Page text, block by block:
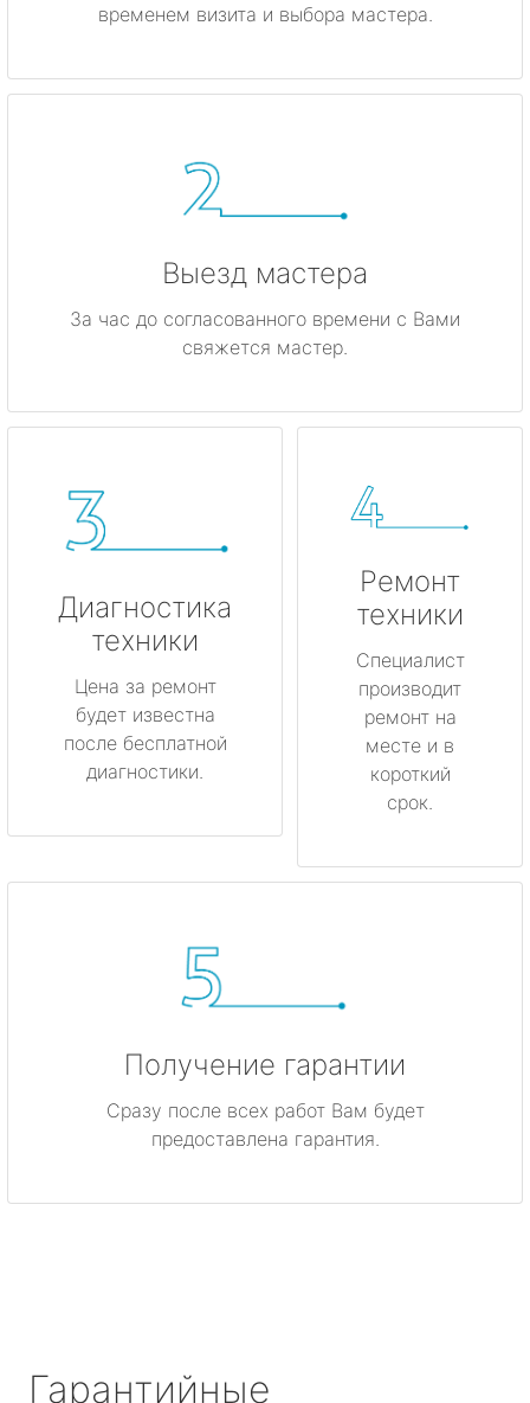
временем визита и выбора мастера.
Выезд мастера
За час до согласованного времени с Вами
свяжется мастер.
Диагностика
техники
Цена за ремонт
будет известна
после бесплатной
диагностики.
Ремонт
техники
Специалист
производит
ремонт на
месте и в
короткий
срок.
Получение гарантии
Сразу после всех работ Вам будет
предоставлена гарантия.
Гарантийные